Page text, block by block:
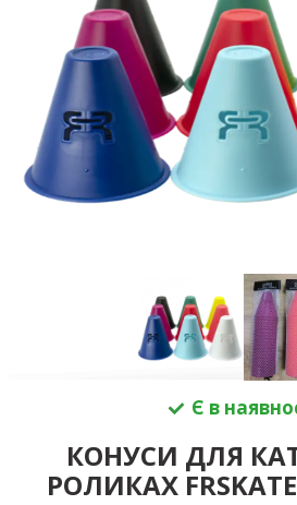
Є в
КОНУСИ ДЛЯ
РОЛИКАХ